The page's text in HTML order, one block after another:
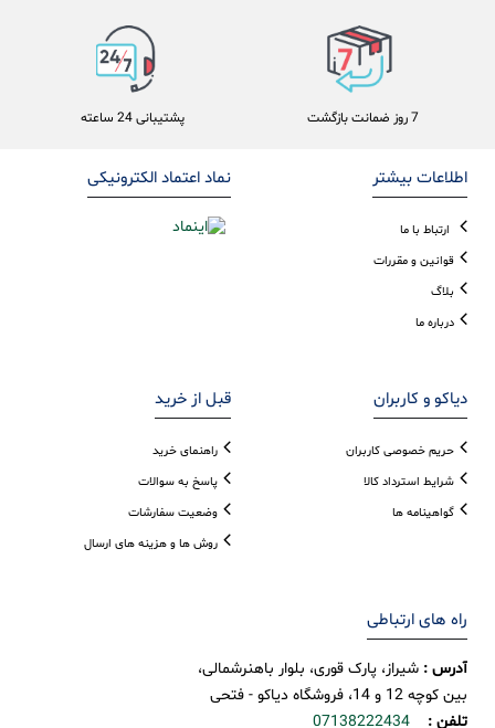
پشتیبانی 24 ساعته 7 روز ضمانت بازگشت
نماد اعتماد الکترونیکی اطلاعات بیشتر
ارتباط با ما
قوانین و مقررات
بلاگ
درباره ما
قبل از خرید
راهنمای خرید
پاسخ به سوالات
وضعیت سفارشات
روش ها و هزینه های ارسال
دیاکو و کاربران
حریم خصوصی کاربران
شرایط استرداد کالا
گواهینامه ها
راه های ارتباطی
آدرس : شیراز، پارک قوری، بلوار باهنرشمالی،
بین کوچه 12 و 14، فروشگاه دیاکو - فتحی
تلفن : 07138222434